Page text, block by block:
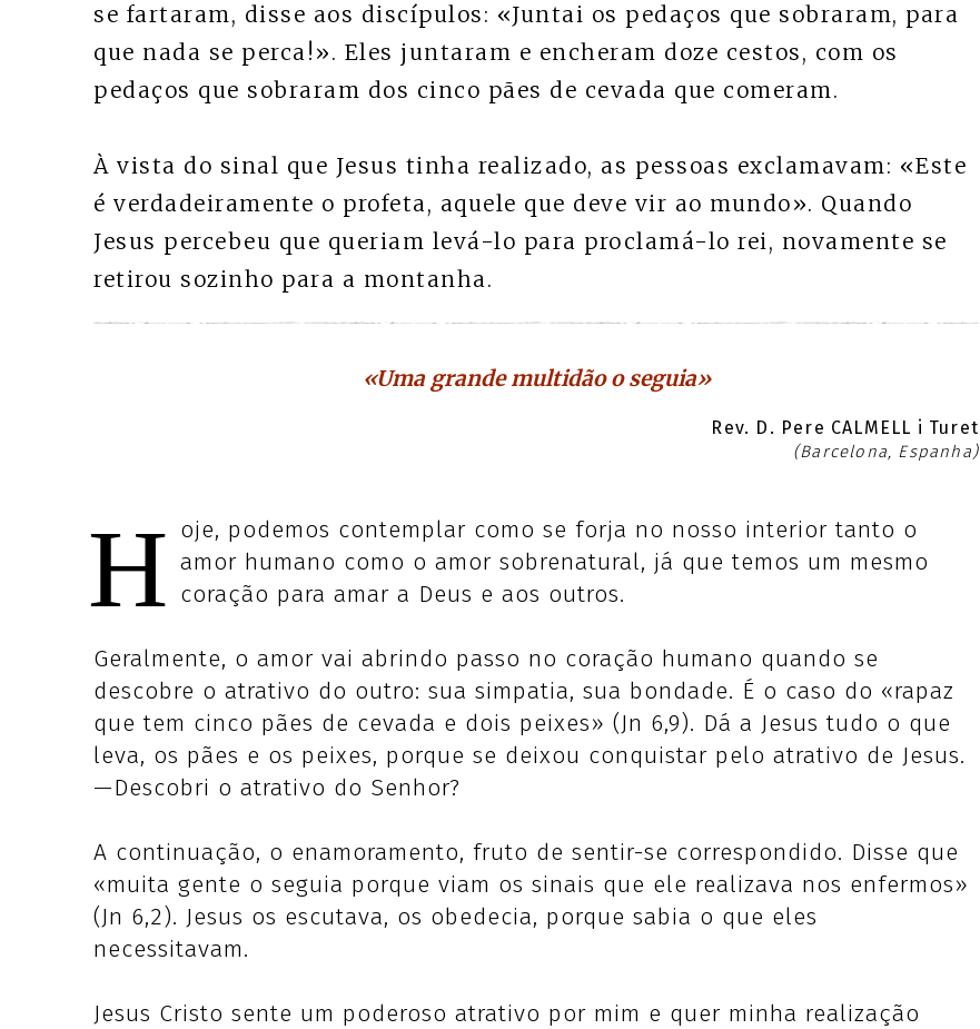
se fartaram, disse aos discípulos: «Juntai os pedaços que sobraram, para
que nada se perca!». Eles juntaram e encheram doze cestos, com os
pedaços que sobraram dos cinco pães de cevada que comeram.
À vista do sinal que Jesus tinha realizado, as pessoas exclamavam: «Este
é verdadeiramente o profeta, aquele que deve vir ao mundo». Quando
Jesus percebeu que queriam levá-lo para proclamá-lo rei, novamente se
retirou sozinho para a montanha.
«Uma grande multidão o seguia»
Rev. D. Pere CALMELL i Turet
(Barcelona, Espanha)
H oje, podemos contemplar como se forja no nosso interior tanto o
amor humano como o amor sobrenatural, já que temos um mesmo
coração para amar a Deus e aos outros.
Geralmente, o amor vai abrindo passo no coração humano quando se
descobre o atrativo do outro: sua simpatia, sua bondade. É o caso do «rapaz
que tem cinco pães de cevada e dois peixes» (Jn 6,9). Dá a Jesus tudo o que
leva, os pães e os peixes, porque se deixou conquistar pelo atrativo de Jesus.
—Descobri o atrativo do Senhor?
A continuação, o enamoramento, fruto de sentir-se correspondido. Disse que
«muita gente o seguia porque viam os sinais que ele realizava nos enfermos»
(Jn 6,2). Jesus os escutava, os obedecia, porque sabia o que eles
necessitavam.
Jesus Cristo sente um poderoso atrativo por mim e quer minha realização